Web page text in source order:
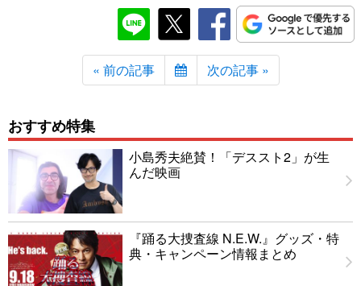
« 前の記事 次の記事 »
おすすめ特集
小島秀夫絶賛！「デススト2」が生
んだ映画
『踊る大捜査線 N.E.W.』グッズ・特
典・キャンペーン情報まとめ